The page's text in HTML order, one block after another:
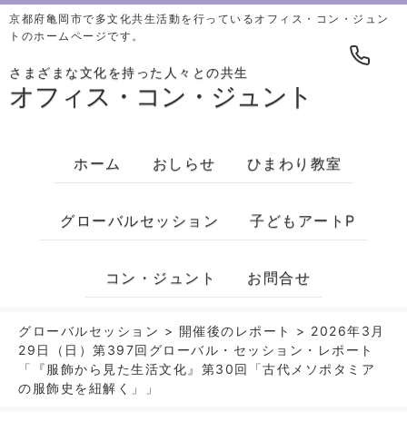
京都府亀岡市で多文化共生活動を行っているオフィス・コン・ジュン
トのホームページです。
さまざまな文化を持った人々との共生
オフィス・コン・ジュント
ホーム おしらせ ひまわり教室
グローバルセッション 子どもアートP
コン・ジュント お問合せ
グローバルセッション > 開催後のレポート > 2026年3月
29日（日）第397回グローバル・セッション・レポート
「『服飾から見た生活文化』第30回「古代メソポタミア
の服飾史を紐解く」」